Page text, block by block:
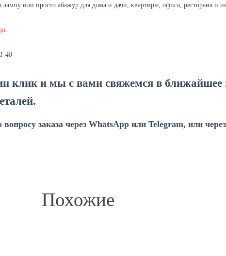
или просто абажур для дома и дачи, квартиры, офиса, ресторана и
.
48
клик и мы с вами свяжемся в ближайшее
заказа через WhatsApp или Telegram, или через
Похожие